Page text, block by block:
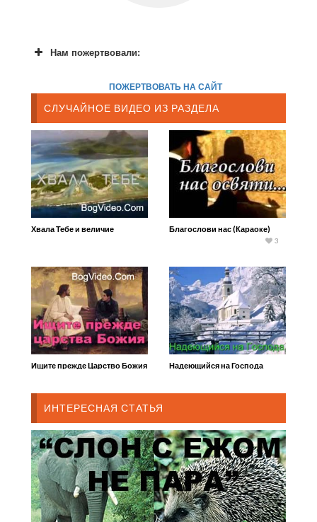
Нам пожертвовали:
ПОЖЕРТВОВАТЬ НА САЙТ
СЛУЧАЙНОЕ ВИДЕО ИЗ РАЗДЕЛА
Хвала Тебе и величие Благослови нас (Караоке)
3
Ищите прежде Царство Божия Надеющийся на Господа
ИНТЕРЕСНАЯ СТАТЬЯ